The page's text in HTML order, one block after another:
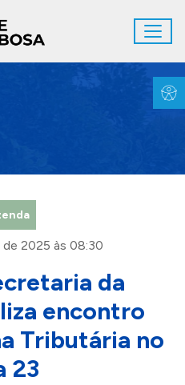
2025 às 08:30
da
encontro
Tributária no
23